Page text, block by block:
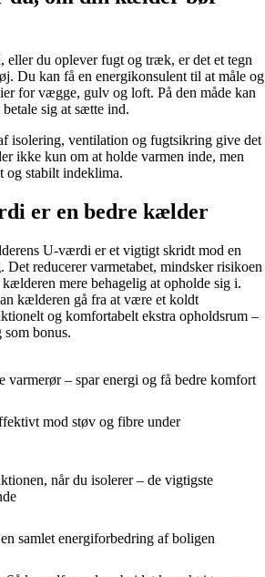
du oplever fugt og træk, er det et tegn
Du kan få en energikonsulent til at måle og
for vægge, gulv og loft. På den måde kan
sig at sætte ind.
isolering, ventilation og fugtsikring give det
ikke kun om at holde varmen inde, men
og stabilt indeklima.
er en bedre kælder
U-værdi er et vigtigt skridt mod en
reducerer varmetabet, mindsker risikoen
mere behagelig at opholde sig i.
kælderen gå fra at være et koldt
og komfortabelt ekstra opholdsrum –
bonus.
varmerør – spar energi og få bedre komfort
mod støv og fibre under
når du isolerer – de vigtigste
samlet energiforbedring af boligen